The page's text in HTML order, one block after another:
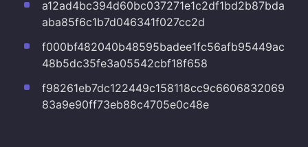
a12ad4bc394d60bc037271e1c2df1bd2b87bda
aba85f6c1b7d046341f027cc2d
f000bf482040b48595badee1fc56afb95449ac
48b5dc35fe3a05542cbf18f658
f98261eb7dc122449c158118cc9c6606832069
83a9e90ff73eb88c4705e0c48e